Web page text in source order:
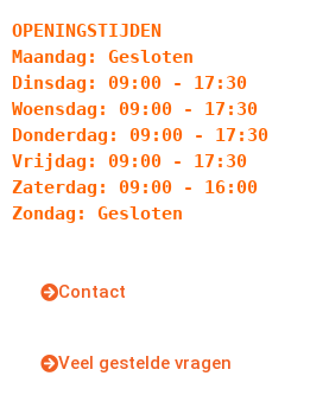
OPENINGSTIJDEN
Maandag: Gesloten
Dinsdag: 09:00 - 17:30
Woensdag: 09:00 - 17:30
Donderdag: 09:00 - 17:30
Vrijdag: 09:00 - 17:30
Zaterdag: 09:00 - 16:00
Zondag: Gesloten
Contact
Veel gestelde vragen